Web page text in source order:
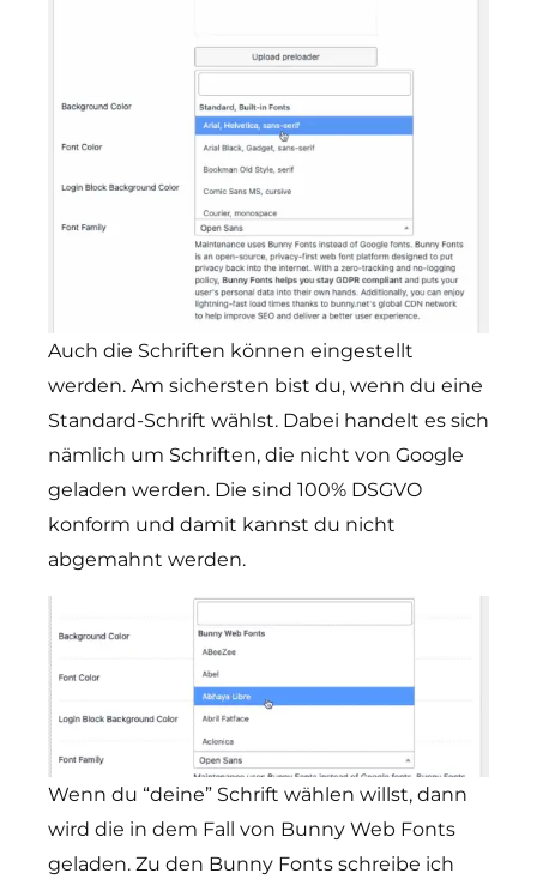
Auch die Schriften können eingestellt
werden. Am sichersten bist du, wenn du eine
Standard-Schrift wählst. Dabei handelt es sich
nämlich um Schriften, die nicht von Google
geladen werden. Die sind 100% DSGVO
konform und damit kannst du nicht
abgemahnt werden.
Wenn du “deine” Schrift wählen willst, dann
wird die in dem Fall von Bunny Web Fonts
geladen. Zu den Bunny Fonts schreibe ich